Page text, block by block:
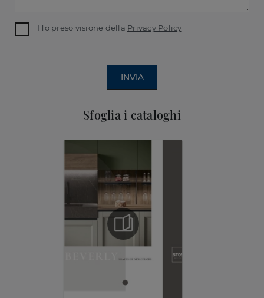
Sfoglia i cataloghi
Ho preso visione della Privacy Policy
INVIA